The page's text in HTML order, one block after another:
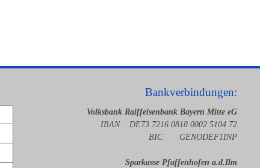
Bankverbindungen:
Volksbank Raiffeisenbank Bayern Mitte eG
IBAN DE73 7216 0818 0002 5104 72
BIC GENODEF1INP
Sparkasse Pfaffenhofen a.d.Ilm